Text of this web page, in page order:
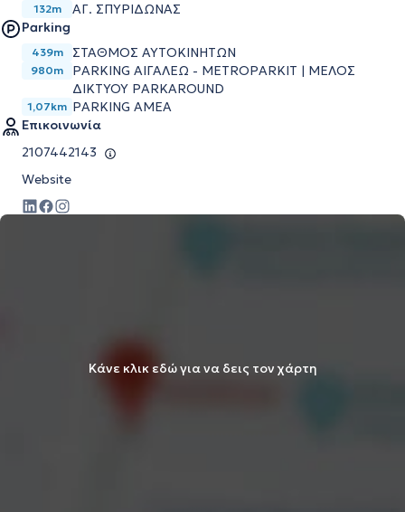
132m
ΑΓ. ΣΠΥΡΙΔΩΝΑΣ
Parking
439m ΣΤΑΘΜΟΣ ΑΥΤΟΚΙΝΗΤΩΝ
980m
PARKING ΑΙΓΑΛΕΩ - METROPARKIT | ΜΕΛΟΣ
ΔΙΚΤΥΟΥ PARKAROUND
1,07km PARKING AMEA
Επικοινωνία
2107442143
Website
Κάνε κλικ εδώ για να δεις τον χάρτη